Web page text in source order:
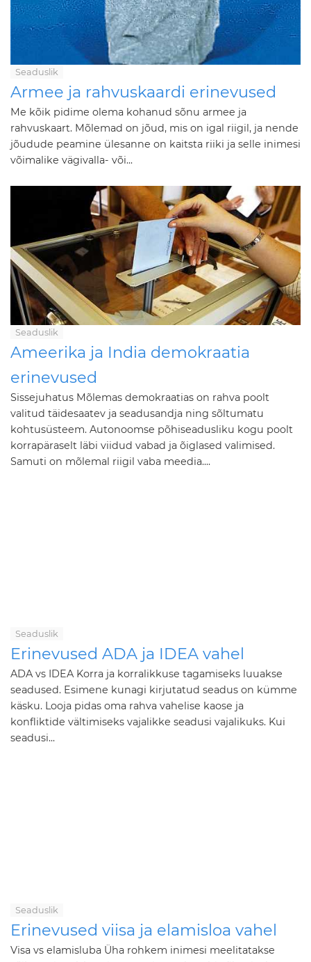
Seaduslik
Armee ja rahvuskaardi erinevused
Me kõik pidime olema kohanud sõnu armee ja
rahvuskaart. Mõlemad on jõud, mis on igal riigil, ja nende
jõudude peamine ülesanne on kaitsta riiki ja selle inimesi
võimalike vägivalla- või...
Seaduslik
Ameerika ja India demokraatia
erinevused
Sissejuhatus Mõlemas demokraatias on rahva poolt
valitud täidesaatev ja seadusandja ning sõltumatu
kohtusüsteem. Autonoomse põhiseadusliku kogu poolt
korrapäraselt läbi viidud vabad ja õiglased valimised.
Samuti on mõlemal riigil vaba meedia....
Seaduslik
Erinevused ADA ja IDEA vahel
ADA vs IDEA Korra ja korralikkuse tagamiseks luuakse
seadused. Esimene kunagi kirjutatud seadus on kümme
käsku. Looja pidas oma rahva vahelise kaose ja
konfliktide vältimiseks vajalikke seadusi vajalikuks. Kui
seadusi...
Seaduslik
Erinevused viisa ja elamisloa vahel
Visa vs elamisluba Üha rohkem inimesi meelitatakse